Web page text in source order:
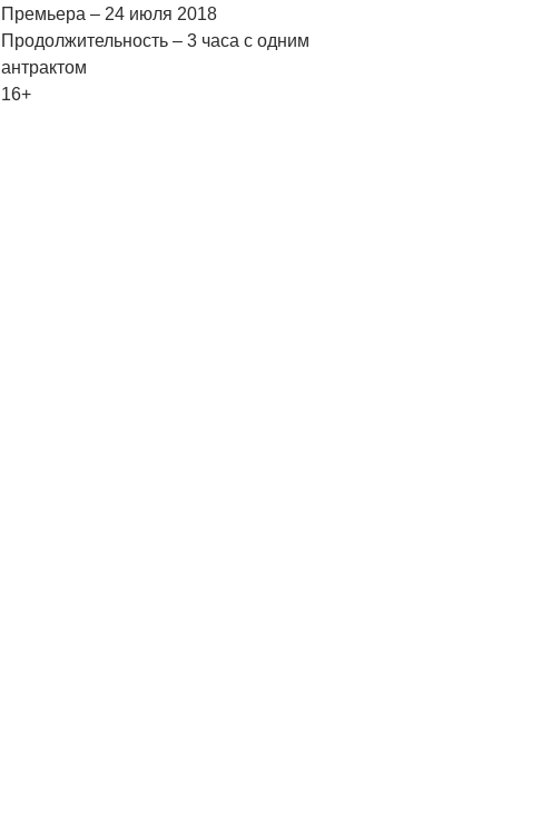
Премьера – 24 июля 2018
Продолжительность – 3 часа с одним
антрактом
16+